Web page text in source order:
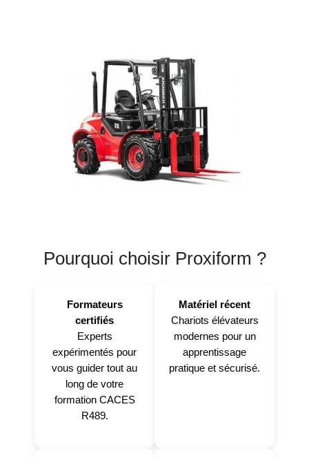
Pourquoi choisir Proxiform ?
Formateurs
certifiés
Experts
expérimentés pour
vous guider tout au
long de votre
formation CACES
R489.
Matériel récent
Chariots élévateurs
modernes pour un
apprentissage
pratique et sécurisé.